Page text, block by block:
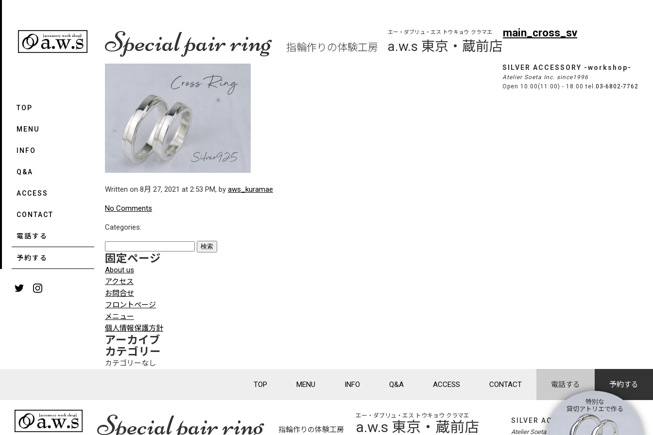
TOP
MENU
INFO
Q&A
ACCESS
CONTACT
電話する
予約する
Special pair ring 指輪作りの体験工房
エー・ダブリュ・エス トウキョウ クラマエ
a.w.s 東京・蔵前店
SILVER ACCESSORY -workshop-
Atelier Soeta Inc. since1996
Open 10:00(11:00) - 18:00 tel.03-6802-7762
main_cross_sv
Written on 8月 27, 2021 at 2:53 PM, by aws_kuramae
No Comments
Categories:
索:
固定ページ
About us
アクセス
お問合せ
フロントページ
メニュー
個人情報保護方針
アーカイブ
カテゴリー
カテゴリーなし
TOP MENU INFO Q&A ACCESS CONTACT 電話する 予約する
Special pair ring 指輪作りの体験工房
エー・ダブリュ・エス トウキョウ クラマエ
a.w.s 東京・蔵前店 SILVER ACCESSORY -workshop-
Atelier Soeta Inc. sice1996
特別な
貸切アトリエで作る